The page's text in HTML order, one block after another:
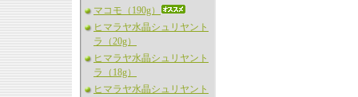
マコモ（190g）
ヒマラヤ水晶シュリヤント
ラ（20g）
ヒマラヤ水晶シュリヤント
ラ（18g）
ヒマラヤ水晶シュリヤント